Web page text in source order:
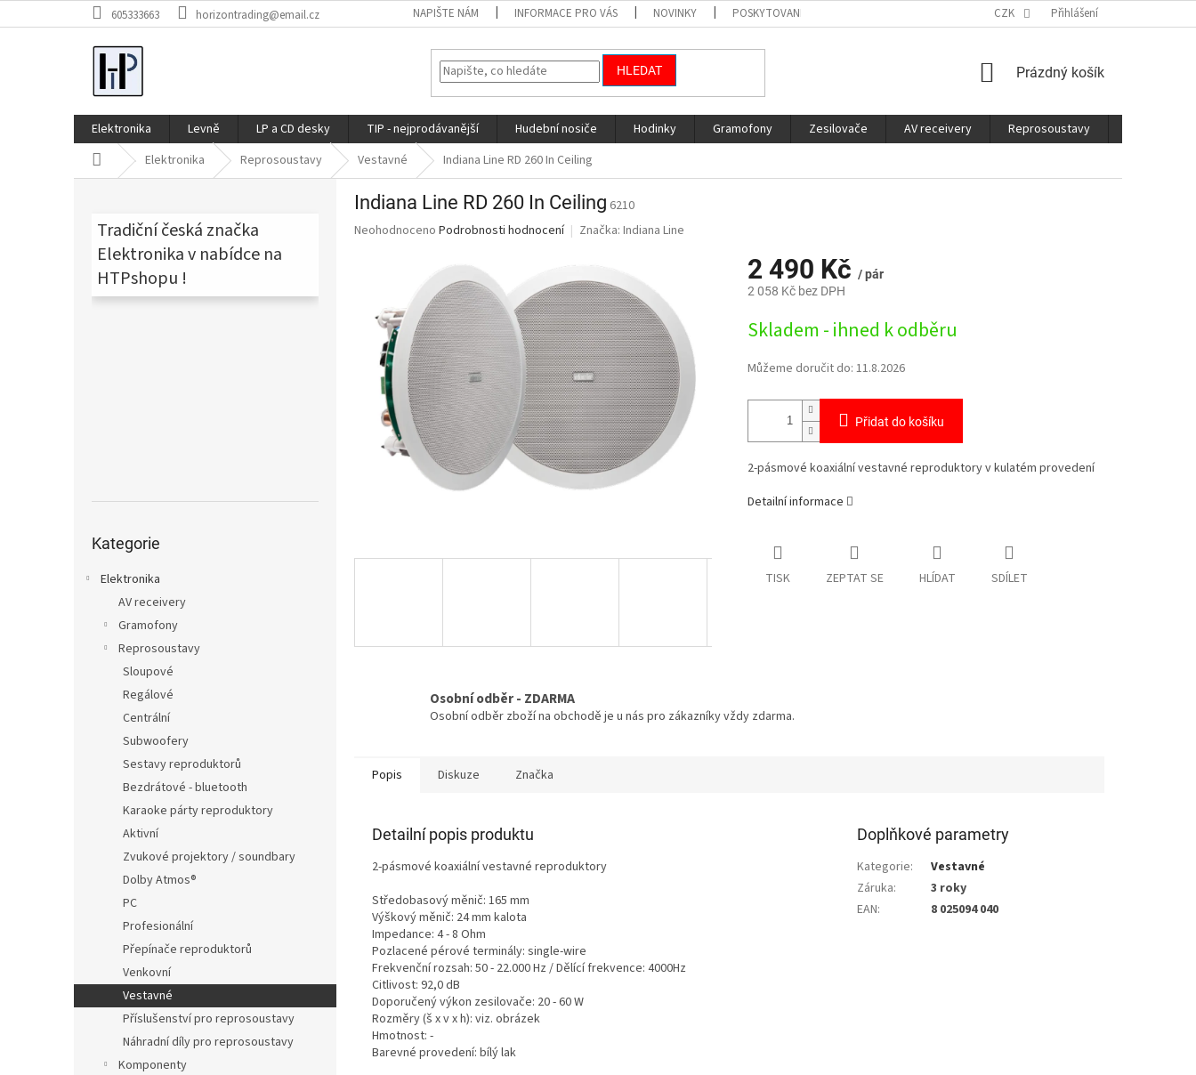
na
605333663 horizontrading@email.cz NAPIŠTE NÁM INFORMACE PRO VÁS NOVINKY POSKYTOVANÉ SLUŽBY CZK Přihlášení
HLEDAT
NÁKUPNÍ
Prázdný košík
Elektronika Levně LP a CD desky TIP - nejprodávanější Hudební nosiče Hodinky Gramofony Zesilovače AV receivery Reprosoustavy
Domů Elektronika Reprosoustavy Vestavné Indiana Line RD 260 In Ceiling
Tradiční česká značka
Elektronika v nabídce na
HTPshopu !
kategorie
Kategorie
Elektronika
AV receivery
Gramofony
Reprosoustavy
Sloupové
Regálové
Centrální
Subwoofery
Sestavy reproduktorů
Bezdrátové - bluetooth
Karaoke párty reproduktory
Aktivní
Zvukové projektory / soundbary
Dolby Atmos®
PC
Profesionální
Přepínače reproduktorů
Venkovní
Vestavné
Příslušenství pro reprosoustavy
Náhradní díly pro reprosoustavy
Komponenty
Indiana Line RD 260 In Ceiling 6210
Průměrné
hvězdiček.
Neohodnoceno Podrobnosti hodnocení Značka: Indiana Line
2 490 Kč / pár
2 058 Kč bez DPH
cena:
Skladem - ihned k odběru
Můžeme doručit do: 11.8.2026
Přidat do košíku
2-pásmové koaxiální vestavné reproduktory v kulatém provedení
Detailní informace
TISK ZEPTAT SE HLÍDAT SDÍLET
Osobní odběr - ZDARMA
Osobní odběr zboží na obchodě je u nás pro zákazníky vždy zdarma.
Popis Diskuze Značka
Detailní popis produktu
2-pásmové koaxiální vestavné reproduktory
Středobasový měnič: 165 mm
Výškový měnič: 24 mm kalota
Impedance: 4 - 8 Ohm
Pozlacené pérové terminály: single-wire
Frekvenční rozsah: 50 - 22.000 Hz / Dělící frekvence: 4000Hz
Citlivost: 92,0 dB
Doporučený výkon zesilovače: 20 - 60 W
Rozměry (š x v x h): viz. obrázek
Hmotnost: -
Barevné provedení: bílý lak
Doplňkové parametry
Kategorie:
Vestavné
Záruka:
3 roky
EAN: 8 025094 040